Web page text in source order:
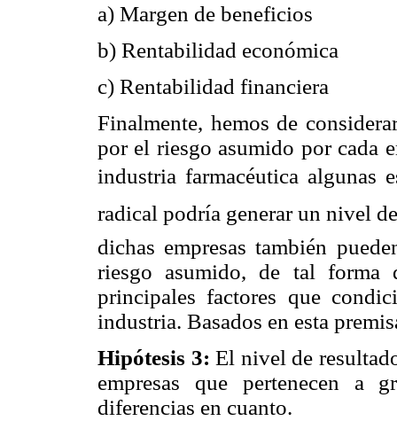
a) Margen de beneficios
b) Rentabilidad económica
c) Rentabilidad financiera
Finalmente, hemos de
por el riesgo asumido por cada
industria farmacéutica algunas
radical podría generar un nivel
dichas empresas también
riesgo asumido, de tal
principales factores que
industria. Basados en esta
Hipótesis 3: El nivel de
empresas que pertenecen a
diferencias en cuanto.